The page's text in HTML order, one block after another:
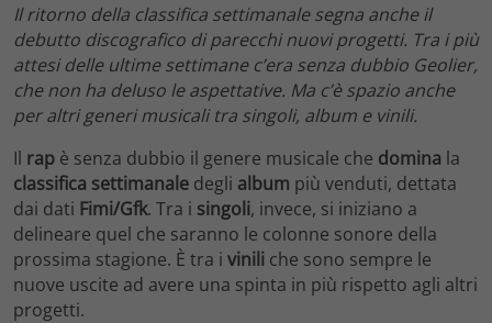
Il ritorno della classifica settimanale segna anche il
debutto discografico di parecchi nuovi progetti. Tra i più
attesi delle ultime settimane c’era senza dubbio Geolier,
che non ha deluso le aspettative. Ma c’è spazio anche
per altri generi musicali tra singoli, album e vinili.
Il rap è senza dubbio il genere musicale che domina la
classifica settimanale degli album più venduti, dettata
dai dati Fimi/Gfk. Tra i singoli, invece, si iniziano a
delineare quel che saranno le colonne sonore della
prossima stagione. È tra i vinili che sono sempre le
nuove uscite ad avere una spinta in più rispetto agli altri
progetti.